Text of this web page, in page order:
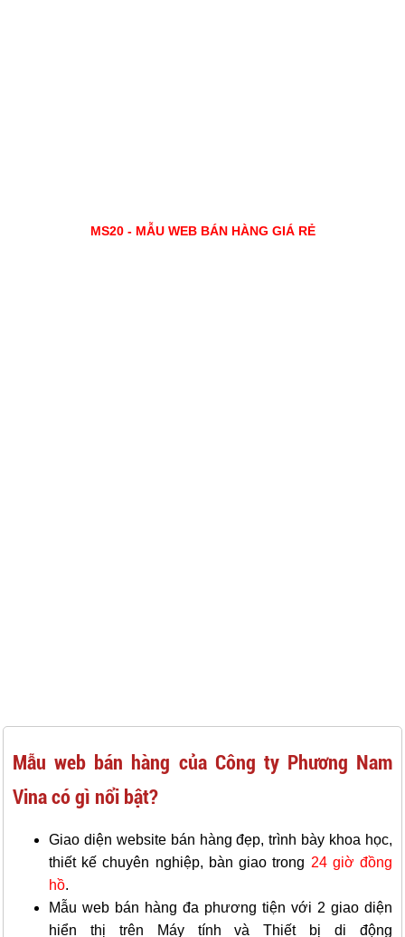
MS20 - MẪU WEB BÁN HÀNG GIÁ RẺ
Mẫu web bán hàng của Công ty Phương Nam
Vina có gì nổi bật?
Giao diện website bán hàng đẹp, trình bày khoa học,
thiết kế chuyên nghiệp, bàn giao trong 24 giờ đồng
hồ.
Mẫu web bán hàng đa phương tiện với 2 giao diện
hiển thị trên Máy tính và Thiết bị di động